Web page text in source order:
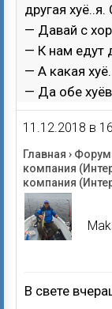
другая
— Давай с
— К нам едут
— А какая
— Да обе
11.12.2018 в
Главная ›
компания
компания
В свете